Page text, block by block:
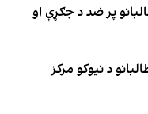
پر ضد د جګړې او
د نیوکو مرکز